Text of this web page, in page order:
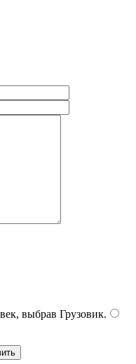
выбрав Грузовик.